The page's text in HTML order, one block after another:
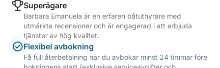
Superägare
Barbara Emanuela är en erfaren båtuthyrare med
utmärkta recensioner och är engagerad i att erbjuda
tjänster av hög kvalitet.
Flexibel avbokning
Få full återbetalning när du avbokar minst 24 timmar före